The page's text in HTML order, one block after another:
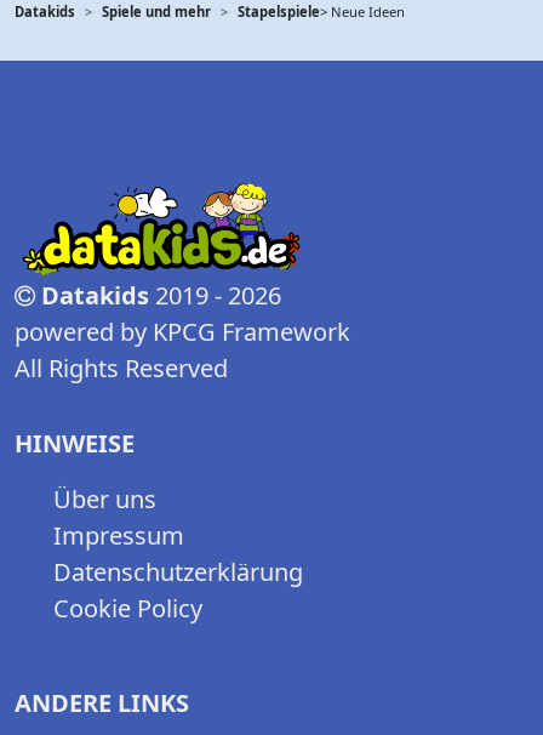
Datakids Spiele und mehr Stapelspiele> Neue Ideen
Datakids 2019 - 2026
powered by KPCG Framework
All Rights Reserved
HINWEISE
Über uns
Impressum
Datenschutzerklärung
Cookie Policy
ANDERE LINKS